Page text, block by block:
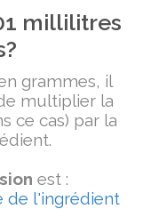
millilitres
grammes, il
multiplier la
ce cas) par la
est :
de l'ingrédient